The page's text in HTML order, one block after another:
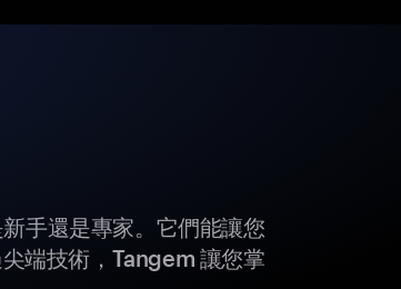
手還是專家。它們能讓您
端技術，Tangem 讓您掌